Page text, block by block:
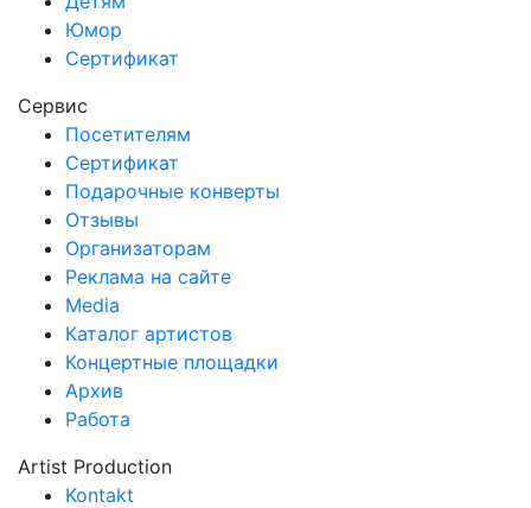
Юмор
Сертификат
Сервис
Посетителям
Сертификат
Подарочные конверты
Отзывы
Организаторам
Реклама на сайте
Media
Каталог артистов
Концертные площадки
Архив
Работа
Artist Production
Kontakt